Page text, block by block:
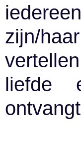
zijn/
liefde